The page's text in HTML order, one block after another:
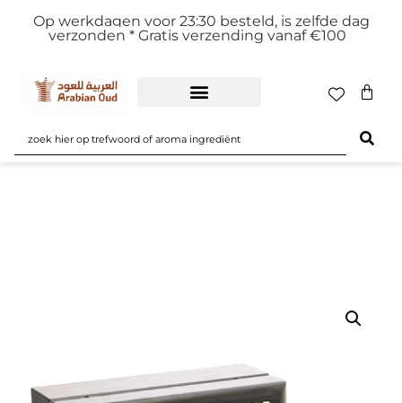
Op werkdagen voor 23:30 besteld, is zelfde dag
verzonden * Gratis verzending vanaf €100